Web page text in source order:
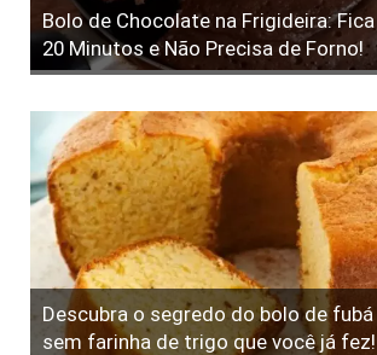
Bolo de Chocolate na Frigideira:
20 Minutos e Não Precisa de Forno!
Descubra o segredo do bolo de
sem farinha de trigo que você já fez!